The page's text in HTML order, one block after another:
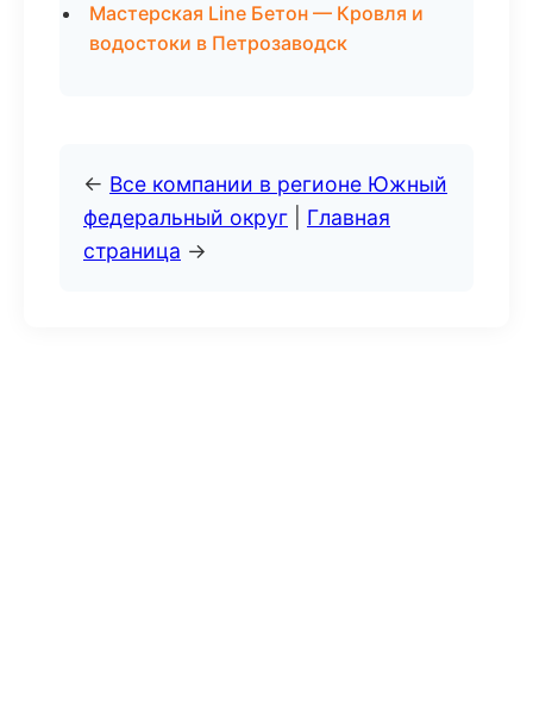
Мастерская Line Бетон — Кровля и
водостоки в Петрозаводск
← Все компании в регионе Южный
федеральный округ
Главная
страница →